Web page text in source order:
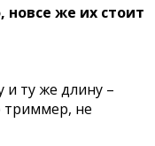
же их стоит
ту же длину –
триммер, не